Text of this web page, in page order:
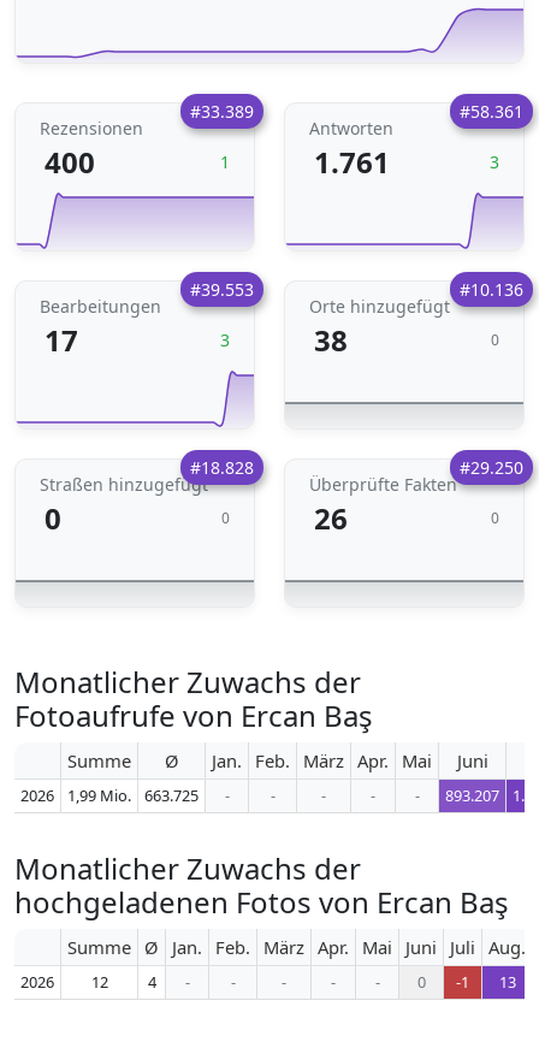
#33.389
Rezensionen
400 1
#58.361
Antworten
1.761 3
#39.553
Bearbeitungen
17 3
#10.136
Orte hinzugefügt
38 0
#18.828
Straßen hinzugefügt
0 0
#29.250
Überprüfte Fakten
26 0
Monatlicher Zuwachs der
Fotoaufrufe von Ercan Baş
Summe Ø Jan. Feb. März Apr. Mai Juni
2026 1,99 Mio. 663.725 - - - - - 893.207
Monatlicher Zuwachs der
hochgeladenen Fotos von Ercan Baş
Summe Ø Jan. Feb. März Apr. Mai Juni Juli Aug.
2026 12 4 - - - - - 0 -1 13